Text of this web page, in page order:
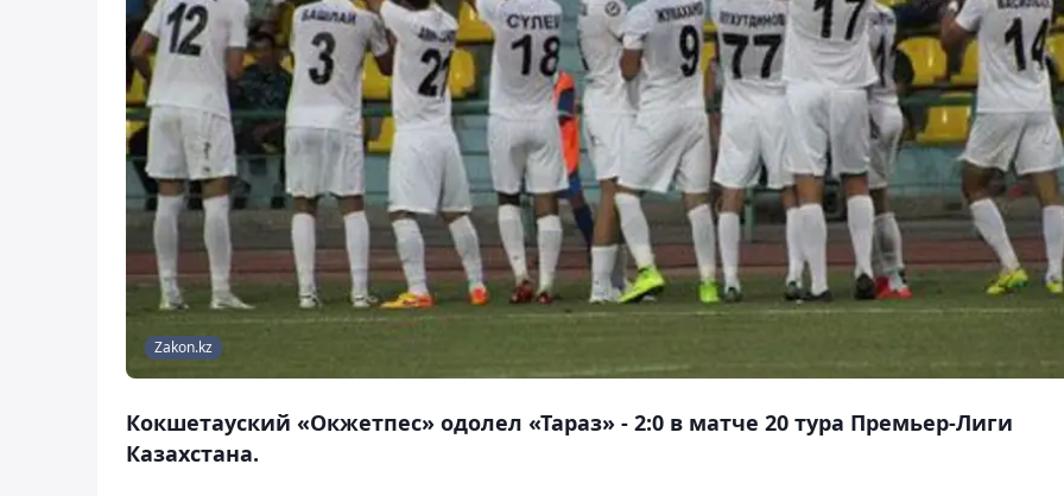
Zakon.kz
Кокшетауский «Окжетпес» одолел «Тараз» - 2:0 в матче 20 тура Премьер-Лиги
Казахстана.